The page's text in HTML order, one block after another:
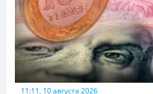
11:11, 10 августа 2026